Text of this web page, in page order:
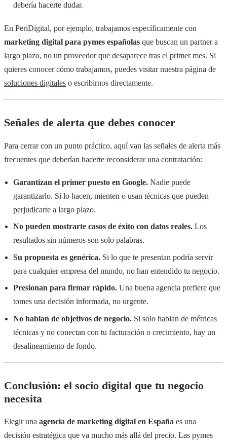
debería hacerte dudar.
En PeriDigital, por ejemplo, trabajamos específicamente con
marketing digital para pymes españolas que buscan un partner a
largo plazo, no un proveedor que desaparece tras el primer mes. Si
quieres conocer cómo trabajamos, puedes visitar nuestra página de
soluciones digitales o escribirnos directamente.
Señales de alerta que debes conocer
Para cerrar con un punto práctico, aquí van las señales de alerta más
frecuentes que deberían hacerte reconsiderar una contratación:
Garantizan el primer puesto en Google. Nadie puede
garantizarlo. Si lo hacen, mienten o usan técnicas que pueden
perjudicarte a largo plazo.
No pueden mostrarte casos de éxito con datos reales. Los
resultados sin números son solo palabras.
Su propuesta es genérica. Si lo que te presentan podría servir
para cualquier empresa del mundo, no han entendido tu negocio.
Presionan para firmar rápido. Una buena agencia prefiere que
tomes una decisión informada, no urgente.
No hablan de objetivos de negocio. Si solo hablan de métricas
técnicas y no conectan con tu facturación o crecimiento, hay un
desalineamiento de fondo.
Conclusión: el socio digital que tu negocio
necesita
Elegir una agencia de marketing digital en España es una
decisión estratégica que va mucho más allá del precio. Las pymes